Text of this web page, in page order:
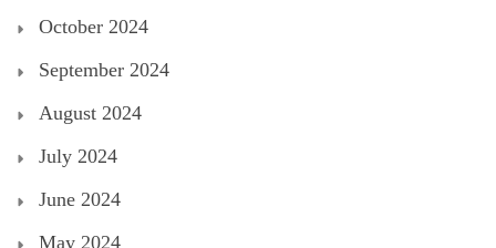
October 2024
September 2024
August 2024
July 2024
June 2024
May 2024